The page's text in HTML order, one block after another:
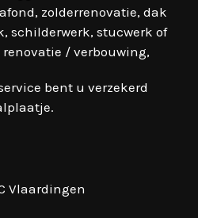
zolderrenovatie, dak
schilderwerk, stucwerk of
/ verbouwing,
bent u verzekerd
Vlaardingen